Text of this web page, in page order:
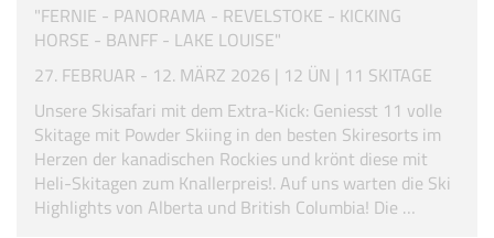
"FERNIE - PANORAMA - REVELSTOKE - KICKING
HORSE - BANFF - LAKE LOUISE"
27. FEBRUAR - 12. MÄRZ 2026 | 12 ÜN | 11 SKITAGE
Unsere Skisafari mit dem Extra-Kick: Geniesst 11 volle
Skitage mit Powder Skiing in den besten Skiresorts im
Herzen der kanadischen Rockies und krönt diese mit
Heli-Skitagen zum Knallerpreis!. Auf uns warten die Ski
Highlights von Alberta und British Columbia! Die …